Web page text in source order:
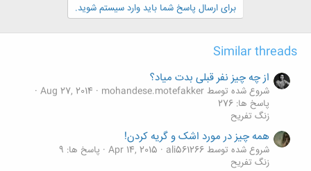
برای ارسال پاسخ شما باید وارد سیستم شوید.
Similar threads
از چه چیز نفر قبلی بدت میاد؟
شروع شده توسط mohandese.motefakker
Aug 27, 2014
پاسخ ها: 276
زنگ تفريح
همه چیز در مورد اشک و گریه کردن!
شروع شده توسط ali561266 Apr 14, 2015 پاسخ ها: 9
زنگ تفريح